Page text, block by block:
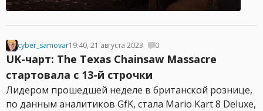
cyber_samovar19:40, 21 августа 2023 0
UK-чарт: The Texas Chainsaw Massacre
стартовала с 13-й строчки
Лидером прошедшей неделе в британской рознице,
по данным аналитиков GfK, стала Mario Kart 8 Deluxe,